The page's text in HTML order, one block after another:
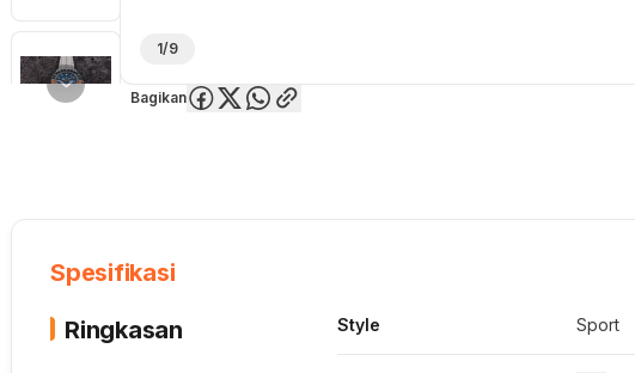
1/9
Bagikan
Spesifikasi
Ringkasan
Style Sport